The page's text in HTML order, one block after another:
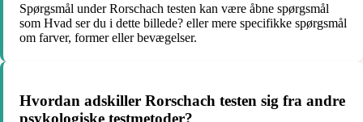
Spørgsmål under Rorschach testen kan være åbne spørgsmål
som Hvad ser du i dette billede? eller mere specifikke spørgsmål
om farver, former eller bevægelser.
Hvordan adskiller Rorschach testen sig fra andre
psykologiske testmetoder?